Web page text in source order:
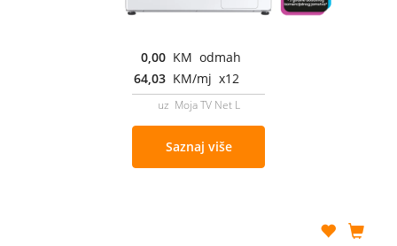
0,00 KM odmah
64,03 KM/mj x12
uz Moja TV Net L
Saznaj više